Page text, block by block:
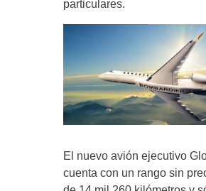
particulares.
El nuevo avión ejecutivo
cuenta con un rango sin